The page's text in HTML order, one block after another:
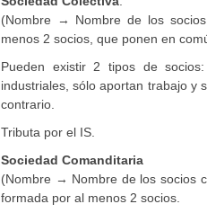
(Nombre → Nombre de los
menos 2 socios, que ponen en
Pueden existir 2 tipos de
industriales, sólo aportan trabajo y
contrario.
Tributa por el IS.
Sociedad Comanditaria
(Nombre → Nombre de los socios
formada por al menos 2 socios.